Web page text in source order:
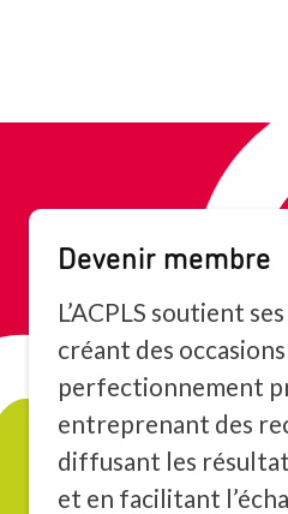
Devenir membre
L’ACPLS soutient
créant des
perfectionnement
entreprenant des
diffusant les
et en facilitant